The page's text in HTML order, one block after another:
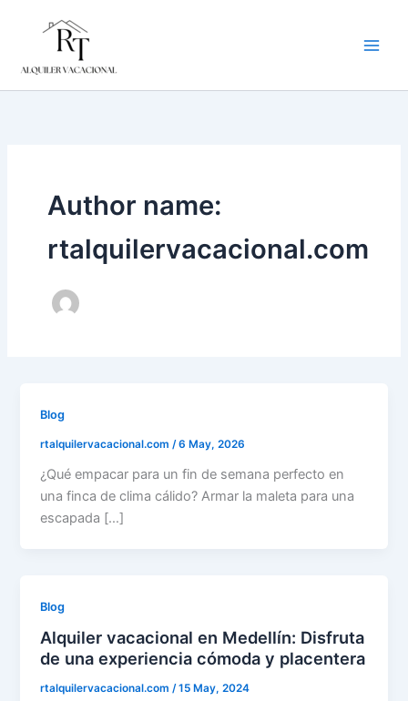
Author name:
rtalquilervacacional.com
Blog
rtalquilervacacional.com/6 May, 2026
¿Qué empacar para un fin de semana perfecto en
una finca de clima cálido? Armar la maleta para una
escapada […]
Blog
Alquiler vacacional en Medellín: Disfruta
de una experiencia cómoda y placentera
rtalquilervacacional.com/15 May, 2024